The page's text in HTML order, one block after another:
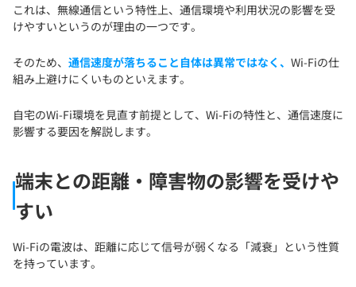
これは、無線通信という特性上、通信環境や利用状況の影響を受
けやすいというのが理由の一つです。
そのため、 通信速度が落ちること自体は異常ではなく、 Wi-Fiの仕
組み上避けにくいものといえます。
自宅のWi-Fi環境を見直す前提として、Wi-Fiの特性と、通信速度に
影響する要因を解説します。
端末との距離・障害物の影響を受けや
すい
Wi-Fiの電波は、距離に応じて信号が弱くなる「減衰」という性質
を持っています。